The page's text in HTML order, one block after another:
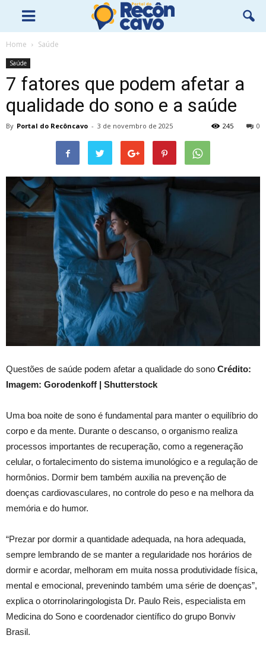
Home Saúde
Saúde
7 fatores que podem afetar a
qualidade do sono e a saúde
By Portal do Recôncavo - 3 de novembro de 2025 0
245
Questões de saúde podem afetar a qualidade do sono Crédito:
Imagem: Gorodenkoff | Shutterstock
Uma boa noite de sono é fundamental para manter o equilíbrio do
corpo e da mente. Durante o descanso, o organismo realiza
processos importantes de recuperação, como a regeneração
celular, o fortalecimento do sistema imunológico e a regulação de
hormônios. Dormir bem também auxilia na prevenção de
doenças cardiovasculares, no controle do peso e na melhora da
memória e do humor.
“Prezar por dormir a quantidade adequada, na hora adequada,
sempre lembrando de se manter a regularidade nos horários de
dormir e acordar, melhoram em muita nossa produtividade física,
mental e emocional, prevenindo também uma série de doenças”,
explica o otorrinolaringologista Dr. Paulo Reis, especialista em
Medicina do Sono e coordenador científico do grupo Bonviv
Brasil.